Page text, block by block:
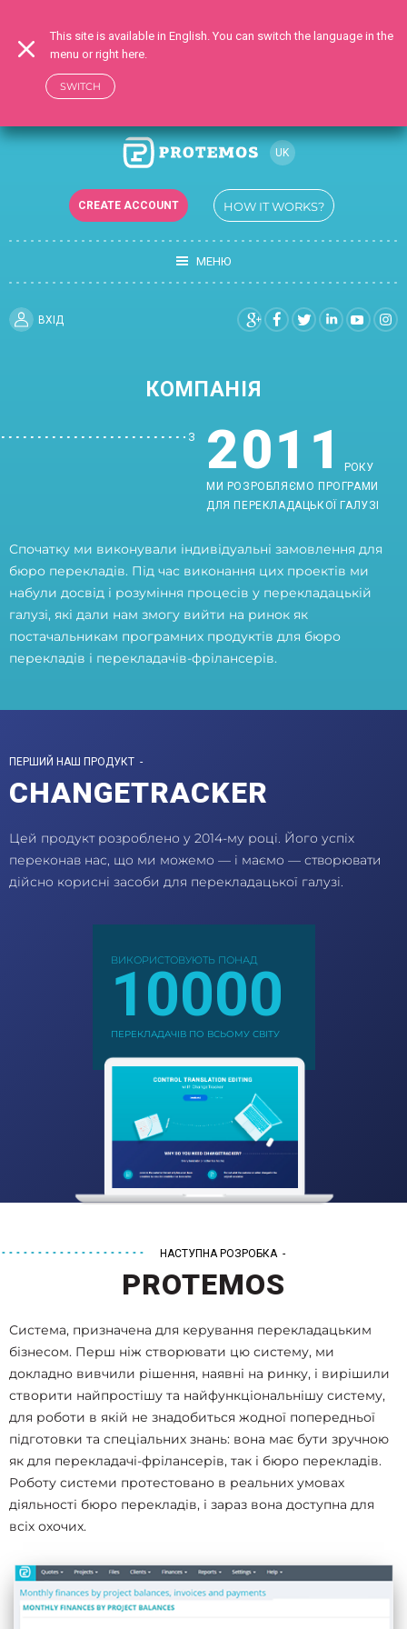
UK
EN
ES
CREATE ACCOUNT HOW IT WORKS?
МЕНЮ
ВХIД
КОМПАНIЯ
З 2011
РОКУ
МИ РОЗРОБЛЯЄМО ПРОГРАМИ
ДЛЯ ПЕРЕКЛАДАЦЬКОЇ ГАЛУЗІ
Спочатку ми виконували індивідуальні замовлення для
бюро перекладів. Під час виконання цих проектів ми
набули досвід і розуміння процесів у перекладацькій
галузі, які дали нам змогу вийти на ринок як
постачальникам програмних продуктів для бюро
перекладів і перекладачів-фрілансерів.
ПЕРШИЙ НАШ ПРОДУКТ -
CHANGETRACKER
Цей продукт розроблено у 2014-му році. Його успіх
переконав нас, що ми можемо — і маємо — створювати
дійсно корисні засоби для перекладацької галузі.
ВИКОРИСТОВУЮТЬ ПОНАД
10000
ПЕРЕКЛАДАЧІВ ПО ВСЬОМУ СВІТУ
НАСТУПНА РОЗРОБКА -
PROTEMOS
Система, призначена для керування перекладацьким
бізнесом. Перш ніж створювати цю систему, ми
докладно вивчили рішення, наявні на ринку, і вирішили
створити найпростішу та найфункціональнішу систему,
для роботи в якій не знадобиться жодної попередньої
підготовки та спеціальних знань: вона має бути зручною
як для перекладачі-фрілансерів, так і бюро перекладів.
Роботу системи протестовано в реальних умовах
діяльності бюро перекладів, і зараз вона доступна для
всіх охочих.
This site is available in English. You can switch the language in the
menu or right here.
SWITCH